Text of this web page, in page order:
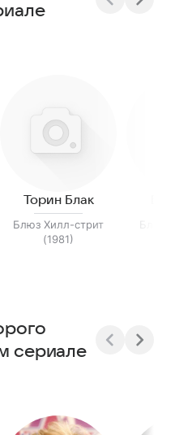
Торин Блак
Блюз Хилл-стрит
(1981)
сериале